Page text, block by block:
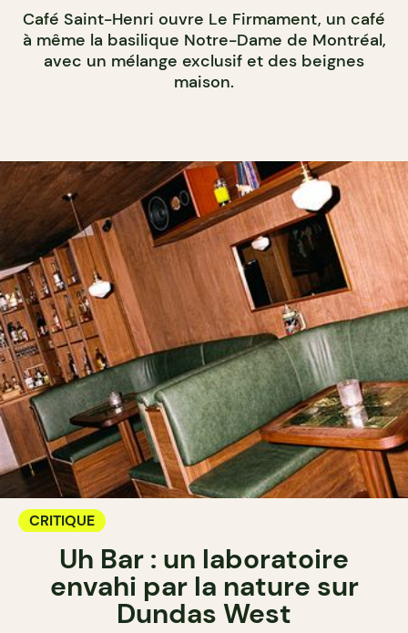
Café Saint-Henri ouvre Le Firmament, un café
à même la basilique Notre-Dame de Montréal,
avec un mélange exclusif et des beignes
maison.
CRITIQUE
Uh Bar : un laboratoire
envahi par la nature sur
Dundas West